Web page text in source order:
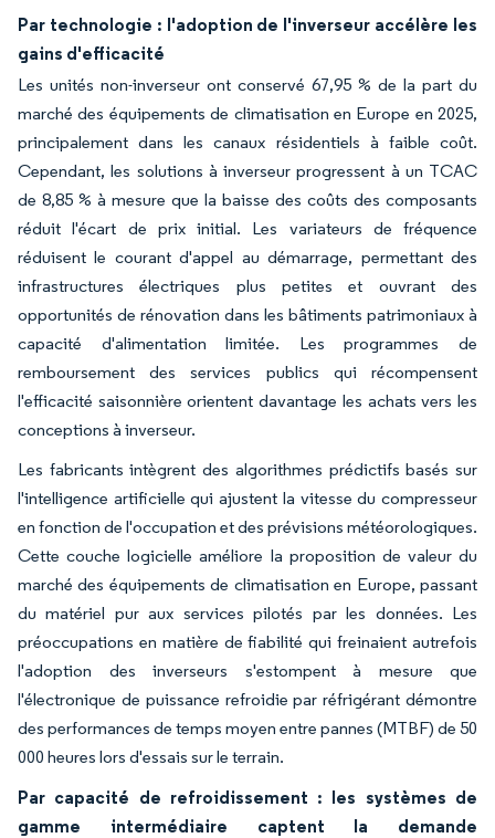
Par technologie : l'adoption de l'inverseur accélère les
gains d'efficacité
Les unités non-inverseur ont conservé 67,95 % de la part du
marché des équipements de climatisation en Europe en 2025,
principalement dans les canaux résidentiels à faible coût.
Cependant, les solutions à inverseur progressent à un TCAC
de 8,85 % à mesure que la baisse des coûts des composants
réduit l'écart de prix initial. Les variateurs de fréquence
réduisent le courant d'appel au démarrage, permettant des
infrastructures électriques plus petites et ouvrant des
opportunités de rénovation dans les bâtiments patrimoniaux à
capacité d'alimentation limitée. Les programmes de
remboursement des services publics qui récompensent
l'efficacité saisonnière orientent davantage les achats vers les
conceptions à inverseur.
Les fabricants intègrent des algorithmes prédictifs basés sur
l'intelligence artificielle qui ajustent la vitesse du compresseur
en fonction de l'occupation et des prévisions météorologiques.
Cette couche logicielle améliore la proposition de valeur du
marché des équipements de climatisation en Europe, passant
du matériel pur aux services pilotés par les données. Les
préoccupations en matière de fiabilité qui freinaient autrefois
l'adoption des inverseurs s'estompent à mesure que
l'électronique de puissance refroidie par réfrigérant démontre
des performances de temps moyen entre pannes (MTBF) de 50
000 heures lors d'essais sur le terrain.
Par capacité de refroidissement : les systèmes de
gamme intermédiaire captent la demande